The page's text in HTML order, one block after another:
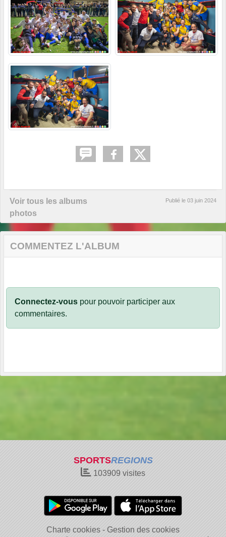
Voir tous les albums
photos
Publié le 03 juin 2024
COMMENTEZ L'ALBUM
Connectez-vous pour pouvoir participer aux
commentaires.
SPORTSREGIONS
103909 visites
Charte cookies
Gestion des cookies